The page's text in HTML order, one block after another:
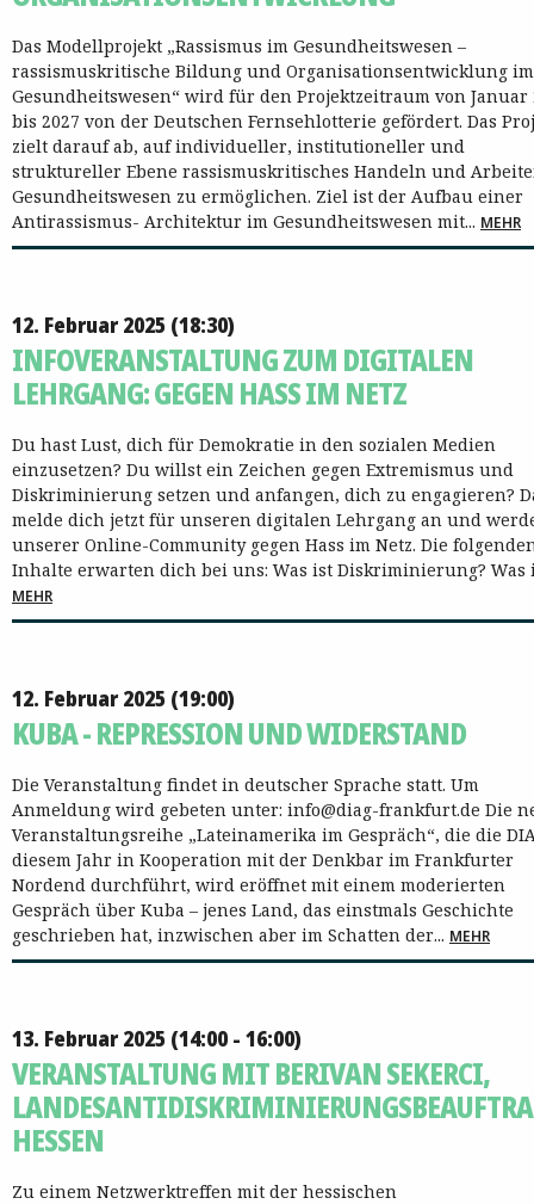
Das Modellprojekt „Rassismus im Gesundheitswesen –
rassismuskritische Bildung und Organisationsentwicklung im
Gesundheitswesen“ wird für den Projektzeitraum von Januar
bis 2027 von der Deutschen Fernsehlotterie gefördert. Das
zielt darauf ab, auf individueller, institutioneller und
struktureller Ebene rassismuskritisches Handeln und
Gesundheitswesen zu ermöglichen. Ziel ist der Aufbau einer
Antirassismus- Architektur im Gesundheitswesen mit... MEHR
12. Februar 2025 (18:30)
INFOVERANSTALTUNG ZUM DIGITALEN
LEHRGANG: GEGEN HASS IM NETZ
Du hast Lust, dich für Demokratie in den sozialen Medien
einzusetzen? Du willst ein Zeichen gegen Extremismus und
Diskriminierung setzen und anfangen, dich zu engagieren?
melde dich jetzt für unseren digitalen Lehrgang an und
unserer Online-Community gegen Hass im Netz. Die
Inhalte erwarten dich bei uns: Was ist Diskriminierung? Was
MEHR
12. Februar 2025 (19:00)
KUBA - REPRESSION UND WIDERSTAND
Die Veranstaltung findet in deutscher Sprache statt. Um
Anmeldung wird gebeten unter: info@diag-frankfurt.de Die
Veranstaltungsreihe „Lateinamerika im Gespräch“, die die
diesem Jahr in Kooperation mit der Denkbar im Frankfurter
Nordend durchführt, wird eröffnet mit einem moderierten
Gespräch über Kuba – jenes Land, das einstmals Geschichte
geschrieben hat, inzwischen aber im Schatten der... MEHR
13. Februar 2025 (14:00 - 16:00)
VERANSTALTUNG MIT BERIVAN SEKERCI,
HESSEN
Zu einem Netzwerktreffen mit der hessischen